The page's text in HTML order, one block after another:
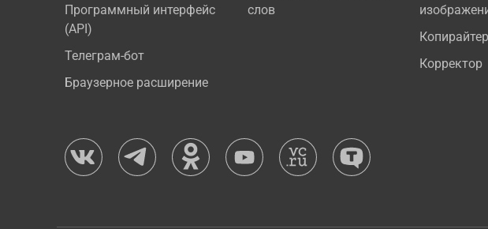
Программный интерфейс
(API)
Телеграм-бот
Браузерное расширение
слов
Копирайтер
Корректор